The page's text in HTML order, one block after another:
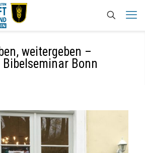
weitergeben –
Bibelseminar Bonn